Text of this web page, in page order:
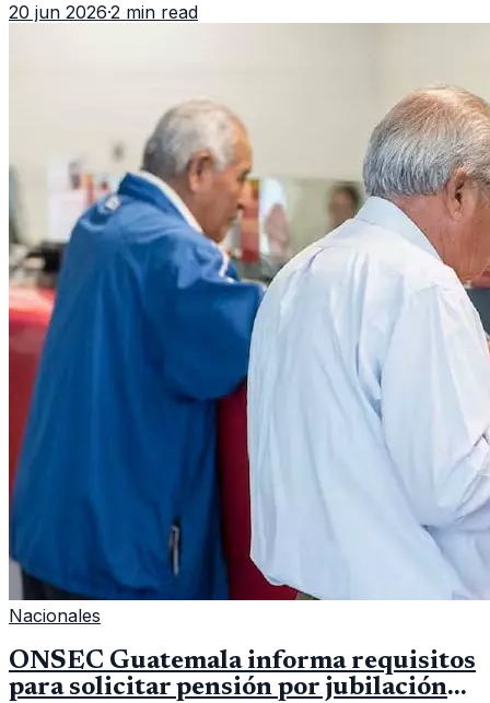
fallido con la administración anterior del Ministerio
20 jun 2026·2 min read
Nacionales
ONSEC Guatemala informa requisitos
para solicitar pensión por jubilación